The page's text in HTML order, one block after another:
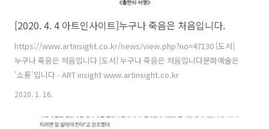
[2020. 4. 4 아트인사이트]누구나 죽음은 처음입니다.
https://www.artinsight.co.kr/news/view.php?no=47130 [도서]
누구나 죽음은 처음입니다 [도서] 누구나 죽음은 처음입니다문화예술은
'소통'입니다 - ART insight www.artinsight.co.kr
2020. 1. 16.